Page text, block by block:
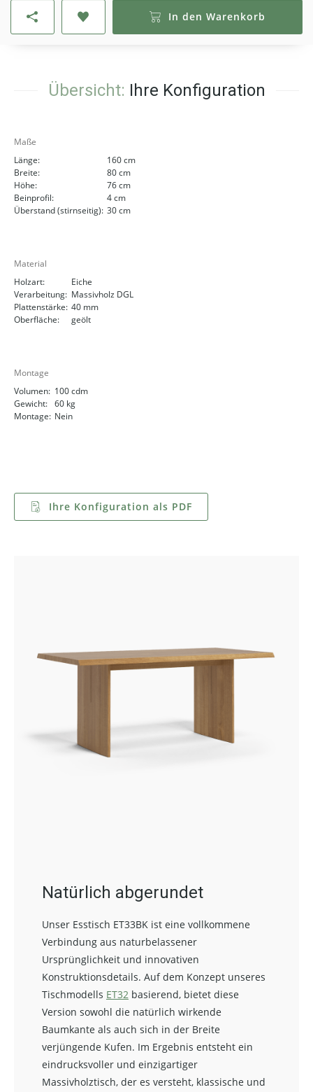
In den Warenkorb
Übersicht: Ihre Konfiguration
Maße
Länge:
160 cm
Breite:
80 cm
Höhe:
76 cm
Beinprofil:
4 cm
Überstand (stirnseitig): 30 cm
Material
Holzart:
Eiche
Verarbeitung: Massivholz DGL
Plattenstärke: 40 mm
Oberfläche:
geölt
Montage
Volumen: 100 cdm
Gewicht: 60 kg
Montage: Nein
Ihre Konfiguration als PDF
Natürlich abgerundet
Unser Esstisch ET33BK ist eine vollkommene
Verbindung aus naturbelassener
Ursprünglichkeit und innovativen
Konstruktionsdetails. Auf dem Konzept unseres
Tischmodells ET32 basierend, bietet diese
Version sowohl die natürlich wirkende
Baumkante als auch sich in der Breite
verjüngende Kufen. Im Ergebnis entsteht ein
eindrucksvoller und einzigartiger
Massivholztisch, der es versteht, klassische und